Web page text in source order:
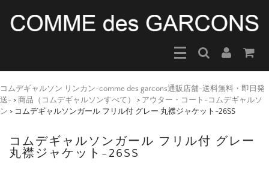
コムデギャルソン リンカン-comme des garcons通販店舗-送料無料・即日発
送- > 商品（コムデギャルソンすべて） > アウター・コート-コムデギャルソ
ン > コムデギャルソンガール フリル付 グレー 丸襟ジャケット-26SS
コムデギャルソンガール フリル付 グレー
丸襟ジャケット-26SS